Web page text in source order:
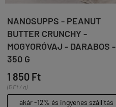
NANOSUPPS - PEANUT
BUTTER CRUNCHY -
MOGYORÓVAJ - DARABOS -
350 G
1 850 Ft
(5 Ft / g)
akár -12% és ingyenes szállítás